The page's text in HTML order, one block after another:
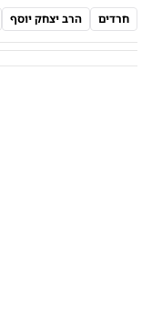
חרדים הרב יצחק יוסף